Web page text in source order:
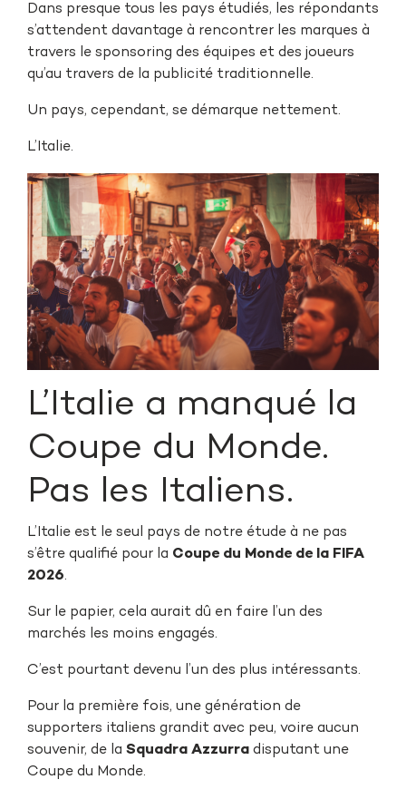
Dans presque tous les pays étudiés, les répondants
s’attendent davantage à rencontrer les marques à
travers le sponsoring des équipes et des joueurs
qu’au travers de la publicité traditionnelle.
Un pays, cependant, se démarque nettement.
L’Italie.
L’Italie a manqué la
Coupe du Monde.
Pas les Italiens.
L’Italie est le seul pays de notre étude à ne pas
s’être qualifié pour la Coupe du Monde de la FIFA
2026.
Sur le papier, cela aurait dû en faire l’un des
marchés les moins engagés.
C’est pourtant devenu l’un des plus intéressants.
Pour la première fois, une génération de
supporters italiens grandit avec peu, voire aucun
souvenir, de la Squadra Azzurra disputant une
Coupe du Monde.